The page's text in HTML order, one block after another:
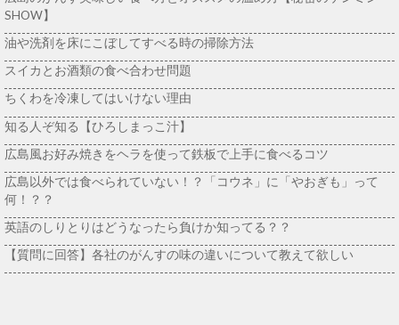
SHOW】
油や洗剤を床にこぼしてすべる時の掃除方法
スイカとお酒類の食べ合わせ問題
ちくわを冷凍してはいけない理由
知る人ぞ知る【ひろしまっこ汁】
広島風お好み焼きをヘラを使って鉄板で上手に食べるコツ
広島以外では食べられていない！？「コウネ」に「やおぎも」って
何！？？
英語のしりとりはどうなったら負けか知ってる？？
【質問に回答】各社のがんすの味の違いについて教えて欲しい